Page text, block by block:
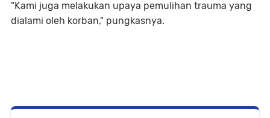
"Kami juga melakukan upaya pemulihan trauma yang
dialami oleh korban," pungkasnya.